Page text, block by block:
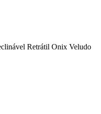
Retrátil Onix Veludo